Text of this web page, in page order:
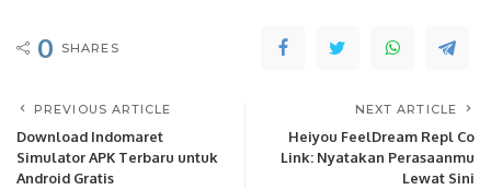
0 SHARES
PREVIOUS ARTICLE
Download Indomaret
Simulator APK Terbaru untuk
Android Gratis
NEXT ARTICLE
Heiyou FeelDream Repl Co
Link: Nyatakan Perasaanmu
Lewat Sini